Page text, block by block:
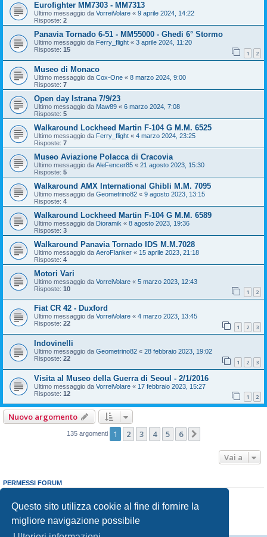
Questo sito utilizza cookie al fine di fornire la
migliore navigazione possibile
Eurofighter MM7303 - MM7313
Ultimo messaggio da VorreiVolare « 9 aprile 2024, 14:22
Risposte: 2
Panavia Tornado 6-51 - MM55000 - Ghedi 6° Stormo
Ultimo messaggio da Ferry_flight « 3 aprile 2024, 11:20
Risposte: 15 1 2
Museo di Monaco
Ultimo messaggio da Cox-One « 8 marzo 2024, 9:00
Risposte: 7
Open day Istrana 7/9/23
Ultimo messaggio da Maw89 « 6 marzo 2024, 7:08
Risposte: 5
Walkaround Lockheed Martin F-104 G M.M. 6525
Ultimo messaggio da Ferry_flight « 4 marzo 2024, 23:25
Risposte: 7
Museo Aviazione Polacca di Cracovia
Ultimo messaggio da AleFencer85 « 21 agosto 2023, 15:30
Risposte: 5
Walkaround AMX International Ghibli M.M. 7095
Ultimo messaggio da Geometrino82 « 9 agosto 2023, 13:15
Risposte: 4
Walkaround Lockheed Martin F-104 G M.M. 6589
Ultimo messaggio da Dioramik « 8 agosto 2023, 19:36
Risposte: 3
Walkaround Panavia Tornado IDS M.M.7028
Ultimo messaggio da AeroFlanker « 15 aprile 2023, 21:18
Risposte: 4
Motori Vari
Ultimo messaggio da VorreiVolare « 5 marzo 2023, 12:43
Risposte: 10 1 2
Fiat CR 42 - Duxford
Ultimo messaggio da VorreiVolare « 4 marzo 2023, 13:45
Risposte: 22 1 2 3
Indovinelli
Ultimo messaggio da Geometrino82 « 28 febbraio 2023, 19:02
Risposte: 22 1 2 3
Visita al Museo della Guerra di Seoul - 2/1/2016
Ultimo messaggio da VorreiVolare « 17 febbraio 2023, 15:27
Risposte: 12 1 2
Nuovo argomento
135 argomenti 1 2 3 4 5 6
Vai a
PERMESSI FORUM
Non puoi
rispondere negli argomenti
Non puoimodificare i tuoi messaggi
Non puoicancellare i tuoi messaggi
Non puoi
inviare allegati